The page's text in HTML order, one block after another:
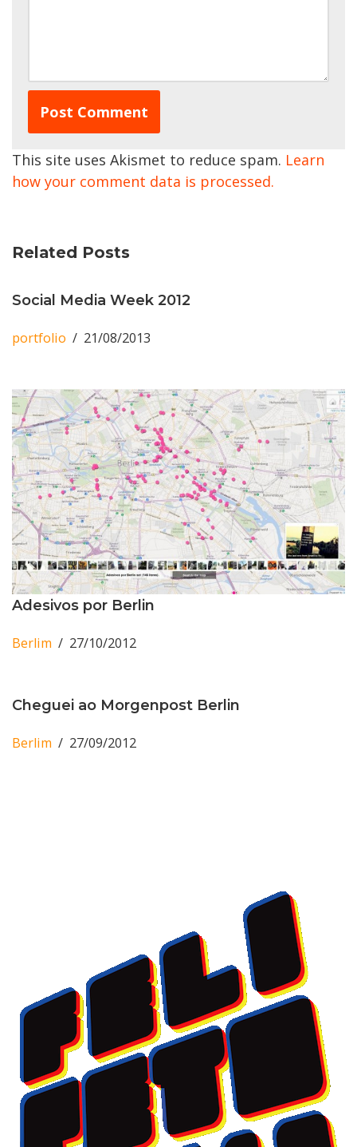
This site uses Akismet to reduce spam. Learn
how your comment data is processed.
Related Posts
Social Media Week 2012
portfolio 21/08/2013
Adesivos por Berlin
Berlim 27/10/2012
Cheguei ao Morgenpost Berlin
Berlim 27/09/2012